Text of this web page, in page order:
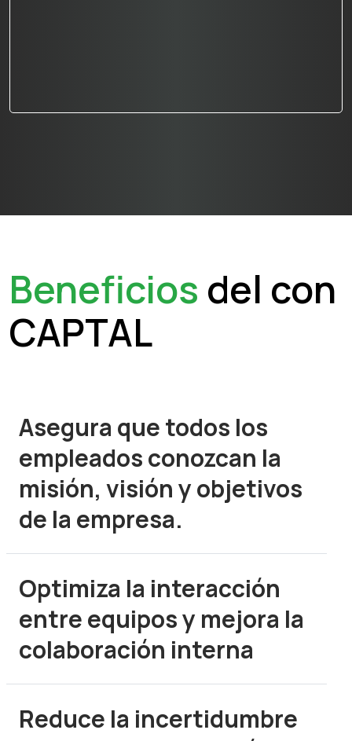
Beneficios del con
CAPTAL
Asegura que todos los
empleados conozcan la
misión, visión y objetivos
de la empresa.
Optimiza la interacción
entre equipos y mejora la
colaboración interna
Reduce la incertidumbre